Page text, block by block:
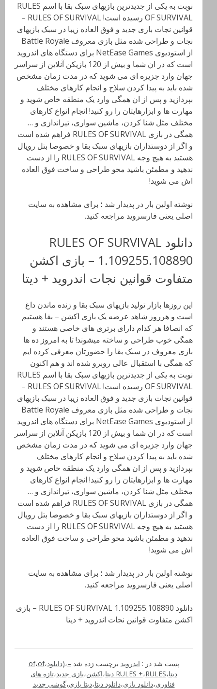
نوبت به یکی از جدیدترین بازیهای سبک بقا با اسم RULES
OF SURVIVAL رسیده است! RULES OF SURVIVAL –
قوانین نجات بازی جدید و فوق العاده زیبا در سبک بازیهای
نجات و طراحی شده مثل بازی معروف Battle Royale
از استودیوی NetEase Games برای دستگاه های اندروید
است که در ان شما و بیش از 120 بازیکن آنلاین از سراسر
جهان وارد جزیره ای می شوید که در مدت زمان مشخص
شده باید به پیدا کردن سلاح و انجام کارهای مختلف
بپردازید و پس از ان همگی وارد یک منطقه خاص شوید و
مهارت ها و ابزارهایتان را رو کنید! انجام انواع کارهای
مختلف مثل شنا کردن، ماشین سواری، تیراندازی و …
همگی در بازی RULES OF SURVIVAL فراهم شده است
و اگر از دوستداران بازیهای سبک بقا و خصوصا بتل رویال
هستید به هیچ وجه RULES OF SURVIVAL را از دست
ندهید و مطمئن باشید محو طراحی و ساخت فوق العاده
اش می شوید!
نوشته اولین بار در پدیدار شد ؛ برای مشاهده به سایت
اصلی یعنی فارسروید مراجعه کنید.
دانلود RULES OF SURVIVAL
1.109255.108890 – بازی اکشن
متفاوت قوانین نجات اندروید + دیتا
این روزها بازار تولید بازیهای سبک بقا و زنده ماندن داغ
است و هرروز شاهد عرضه یک بازی اکشن – بقا هستیم
که انصافا هر کدام دارای برتری های خاصی هستند و
همگی خوب طراحی و ساخته میشوند! تا به امروز ده ها
بازی معروف در سبک بقا را حضورتان معرفی کرده ایم
که همگی با استقبال عالی روبرو شده اند و هم اکنون
نوبت به یکی از جدیدترین بازیهای سبک بقا با اسم RULES
OF SURVIVAL رسیده است! RULES OF SURVIVAL –
قوانین نجات بازی جدید و فوق العاده زیبا در سبک بازیهای
نجات و طراحی شده مثل بازی معروف Battle Royale
از استودیوی NetEase Games برای دستگاه های اندروید
است که در ان شما و بیش از 120 بازیکن آنلاین از سراسر
جهان وارد جزیره ای می شوید که در مدت زمان مشخص
شده باید به پیدا کردن سلاح و انجام کارهای مختلف
بپردازید و پس از ان همگی وارد یک منطقه خاص شوید و
مهارت ها و ابزارهایتان را رو کنید! انجام انواع کارهای
مختلف مثل شنا کردن، ماشین سواری، تیراندازی و …
همگی در بازی RULES OF SURVIVAL فراهم شده است
و اگر از دوستداران بازیهای سبک بقا و خصوصا بتل رویال
هستید به هیچ وجه RULES OF SURVIVAL را از دست
ندهید و مطمئن باشید محو طراحی و ساخت فوق العاده
اش می شوید!
نوشته اولین بار در پدیدار شد ؛ برای مشاهده به سایت
اصلی یعنی فارسروید مراجعه کنید.
دانلود RULES OF SURVIVAL 1.109255.108890 – بازی
اکشن متفاوت قوانین نجات اندروید + دیتا
پست شد در : اندروید برچسب زده شد –،(دانلود، of،of
دیتا، RULES +،RULES دیتا ،اکشن،بازی جدید،تازه های
فناوری،دانلود بازی،دانلود دیتا،دیتا بازی،گوشی جدید